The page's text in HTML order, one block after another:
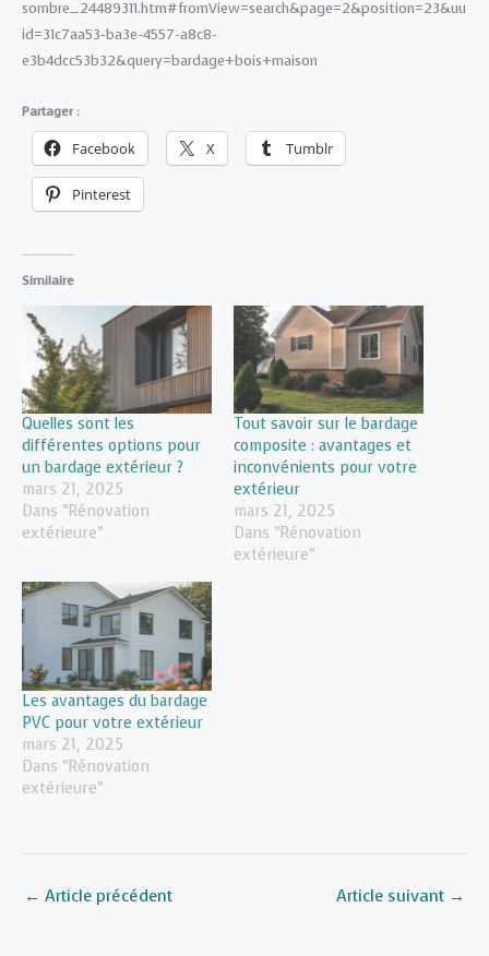
sombre_24489311.htm#fromView=search&page=2&position=23&uu
id=31c7aa53-ba3e-4557-a8c8-
e3b4dcc53b32&query=bardage+bois+maison
Partager :
Facebook X Tumblr
Pinterest
Similaire
Quelles sont les
différentes options pour
un bardage extérieur ?
mars 21, 2025
Dans "Rénovation
extérieure"
Tout savoir sur le bardage
composite : avantages et
inconvénients pour votre
extérieur
mars 21, 2025
Dans "Rénovation
extérieure"
Les avantages du bardage
PVC pour votre extérieur
mars 21, 2025
Dans "Rénovation
extérieure"
← Article précédent Article suivant →